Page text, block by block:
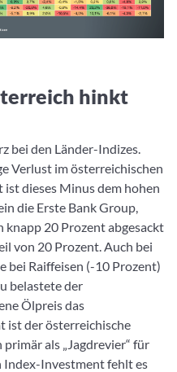
hinkt
bei den Länder-Indizes.
Verlust im österreichischen
ist dieses Minus dem hohen
die Erste Bank Group,
20 Prozent abgesackt
von 20 Prozent. Auch bei
bei Raiffeisen (-10 Prozent)
belastete der
Ölpreis das
ist der österreichische
als „Jagdrevier“ für
Index-Investment fehlt es